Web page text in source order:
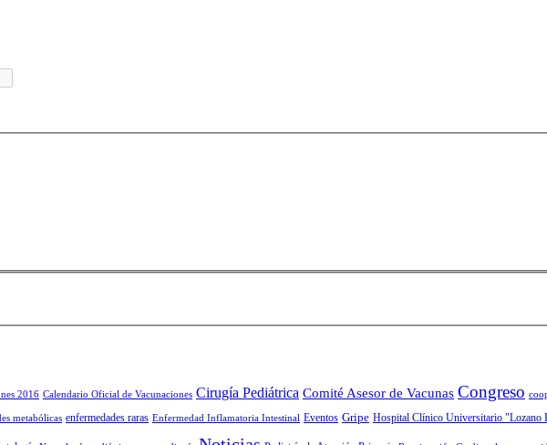
2016 Calendario Oficial de Vacunaciones Cirugía Pediátrica Comité Asesor de Vacunas Congreso
metabólicas enfermedades raras Enfermedad Inflamatoria Intestinal Eventos Gripe Hospital Clínico Universitario "Lozano